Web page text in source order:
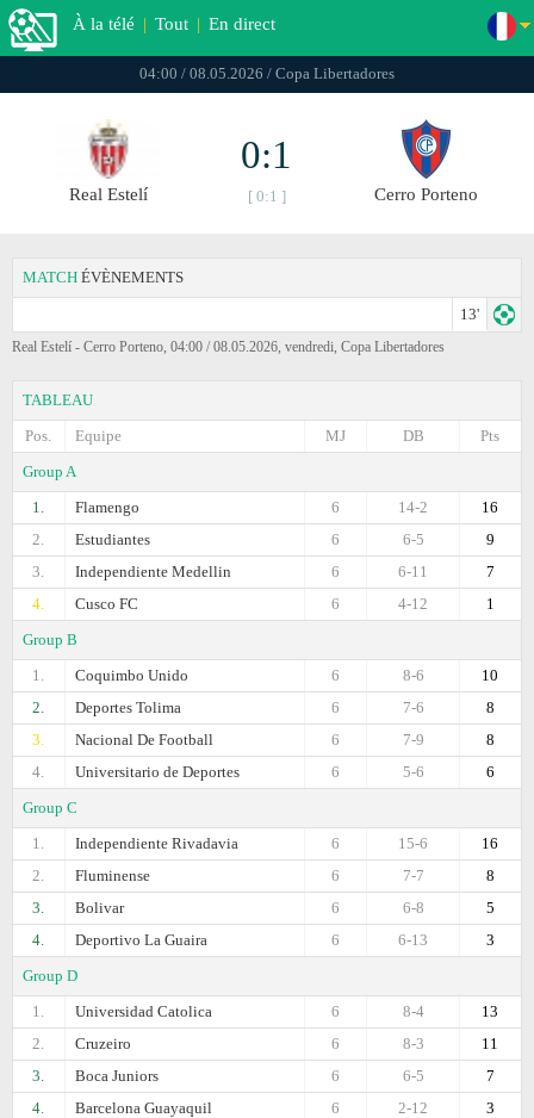
À la télé | Tout | En direct
04:00 / 08.05.2026 / Copa Libertadores
Real Estelí
0:1
[ 0:1 ] Cerro Porteno
MATCH ÉVÈNEMENTS
13'
Real Estelí - Cerro Porteno, 04:00 / 08.05.2026, vendredi, Copa Libertadores
TABLEAU
Pos.
Equipe Pts
DB
MJ
Group A
1.
Flamengo 16
14-2
6
2.
Estudiantes 9
6-5
6
3.
Independiente Medellin 7
6-11
6
4.
Cusco FC 1
4-12
6
Group B
1.
Coquimbo Unido 10
8-6
6
2.
Deportes Tolima 8
7-6
6
3.
Nacional De Football 8
7-9
6
4.
Universitario de Deportes 6
5-6
6
Group C
1.
Independiente Rivadavia 16
15-6
6
2.
Fluminense 8
7-7
6
3.
Bolivar 5
6-8
6
4.
Deportivo La Guaira 3
6-13
6
Group D
1.
Universidad Catolica 13
8-4
6
2.
Cruzeiro 11
8-3
6
3.
Boca Juniors 7
6-5
6
4.
Barcelona Guayaquil 3
2-12
6